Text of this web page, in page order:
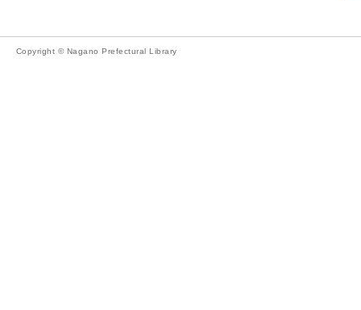
Copyright © Nagano Prefectural Library